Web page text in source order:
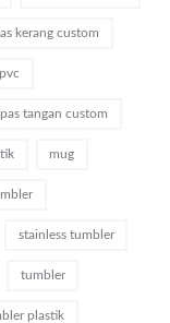
kerang custom
tangan custom
mug
stainless tumbler
tumbler
plastik